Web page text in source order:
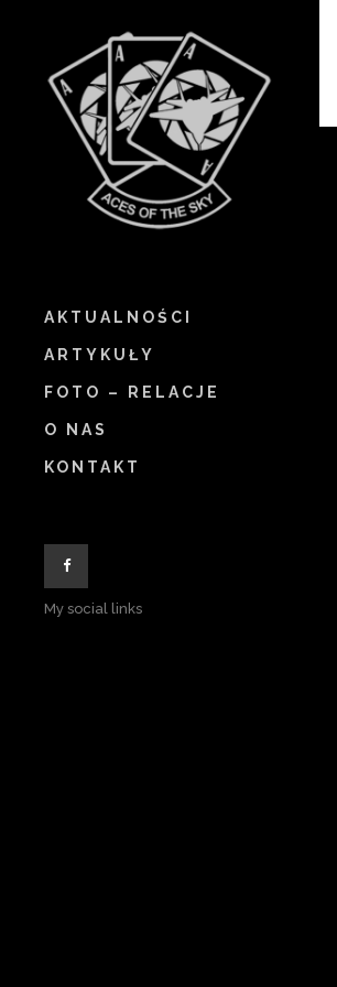
AKTUALNOŚCI
ARTYKUŁY
FOTO – RELACJE
O NAS
KONTAKT
My social links